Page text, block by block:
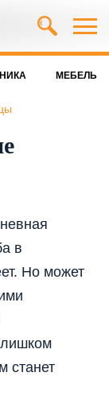
МЕБЕЛЬ
в
Но может
станет